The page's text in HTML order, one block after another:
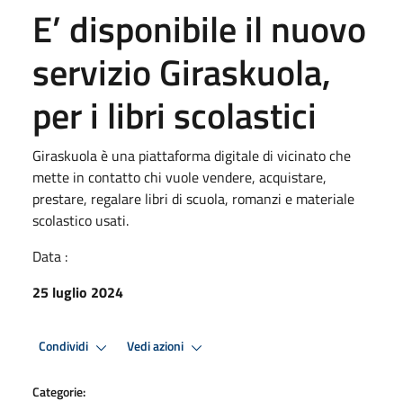
E’ disponibile il nuovo
servizio Giraskuola,
per i libri scolastici
Giraskuola è una piattaforma digitale di vicinato che
mette in contatto chi vuole vendere, acquistare,
prestare, regalare libri di scuola, romanzi e materiale
scolastico usati.
Data :
25 luglio 2024
Condividi Vedi azioni
Categorie: